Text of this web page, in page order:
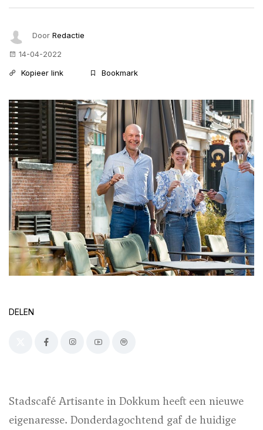
Door Redactie
14-04-2022
Kopieer link
Bookmark
DELEN
Stadscafé Artisante in Dokkum heeft een nieuwe
eigenaresse. Donderdagochtend gaf de huidige